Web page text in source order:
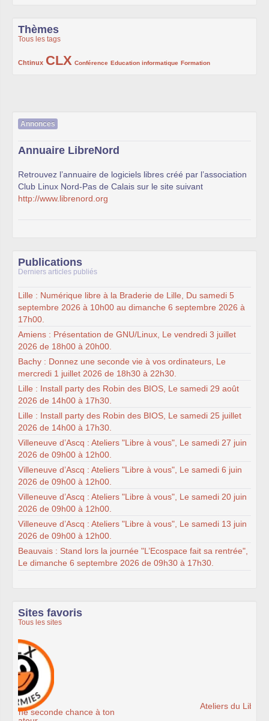
Thèmes
Tous les tags
Chtinux
222/1002CLX
1002/1002 Conférence
132/1002 Education informatique
119/1002 Formation
168/1002
Annonces
Annuaire LibreNord
Retrouvez l’annuaire de logiciels libres créé par l’association
Club Linux Nord-Pas de Calais sur le site suivant
http://www.librenord.org
Publications
Derniers articles publiés
Lille : Numérique libre à la Braderie de Lille, Du samedi 5
septembre 2026 à 10h00 au dimanche 6 septembre 2026 à
17h00.
Amiens : Présentation de GNU/Linux, Le vendredi 3 juillet
2026 de 18h00 à 20h00.
Bachy : Donnez une seconde vie à vos ordinateurs, Le
mercredi 1 juillet 2026 de 18h30 à 22h30.
Lille : Install party des Robin des BIOS, Le samedi 29 août
2026 de 14h00 à 17h30.
Lille : Install party des Robin des BIOS, Le samedi 25 juillet
2026 de 14h00 à 17h30.
Villeneuve d’Ascq : Ateliers "Libre à vous", Le samedi 27 juin
2026 de 09h00 à 12h00.
Villeneuve d’Ascq : Ateliers "Libre à vous", Le samedi 6 juin
2026 de 09h00 à 12h00.
Villeneuve d’Ascq : Ateliers "Libre à vous", Le samedi 20 juin
2026 de 09h00 à 12h00.
Villeneuve d’Ascq : Ateliers "Libre à vous", Le samedi 13 juin
2026 de 09h00 à 12h00.
Beauvais : Stand lors la journée "L’Ecospace fait sa rentrée",
Le dimanche 6 septembre 2026 de 09h30 à 17h30.
Sites favoris
Tous les sites